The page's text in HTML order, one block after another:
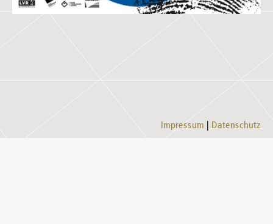
Impressum Datenschutz